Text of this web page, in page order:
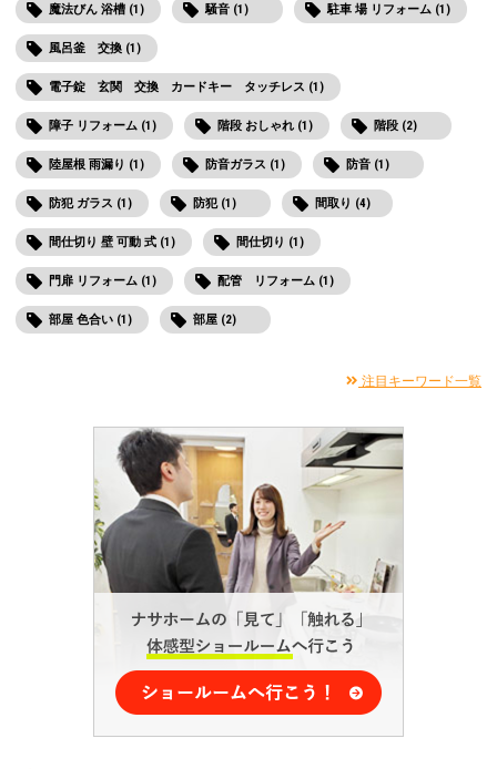
魔法びん 浴槽 (1) 騒音 (1) 駐車 場 リフォーム (1)
風呂釜 交換 (1)
電子錠 玄関 交換 カードキー タッチレス (1)
障子 リフォーム (1) 階段 おしゃれ (1) 階段 (2)
陸屋根 雨漏り (1) 防音ガラス (1) 防音 (1)
防犯 ガラス (1) 防犯 (1) 間取り (4)
間仕切り 壁 可動 式 (1) 間仕切り (1)
門扉 リフォーム (1) 配管 リフォーム (1)
部屋 色合い (1) 部屋 (2)
注目キーワード一覧